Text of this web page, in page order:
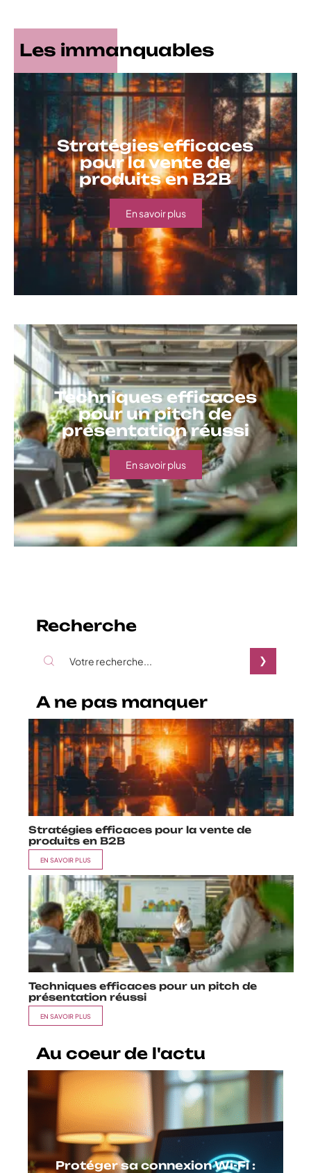
Les immanquables
Stratégies efficaces
pour la vente de
produits en B2B
En savoir plus
Techniques efficaces
pour un pitch de
présentation réussi
En savoir plus
Recherche
A ne pas manquer
Stratégies efficaces pour la vente de
produits en B2B
EN SAVOIR PLUS
Techniques efficaces pour un pitch de
présentation réussi
EN SAVOIR PLUS
Au coeur de l'actu
Protéger sa connexion Wi-Fi :